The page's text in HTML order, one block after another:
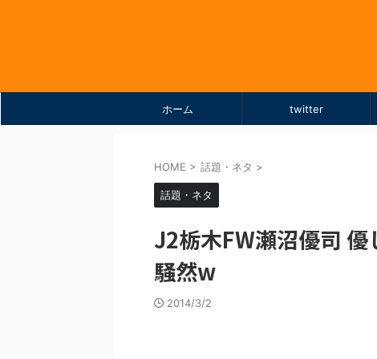
ホーム twitter
HOME > 話題・ネタ >
話題・ネタ
J2栃木FW瀬沼優司
騒然w
2014/3/2